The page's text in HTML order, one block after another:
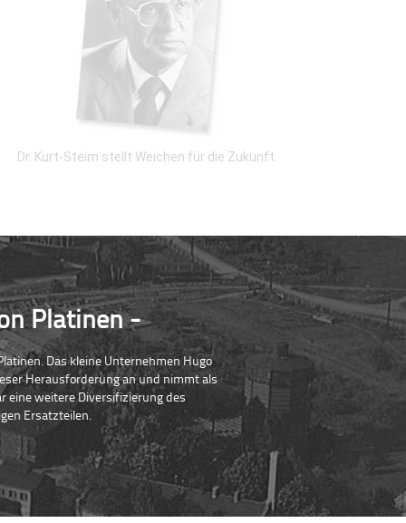
Dr. Kurt-Steim stellt Weichen für die Zukunft.
Platinen
Das kleine Unternehmen Hugo
Herausforderung an und nimmt als
eine weitere Diversifizierung des
Ersatzteilen.